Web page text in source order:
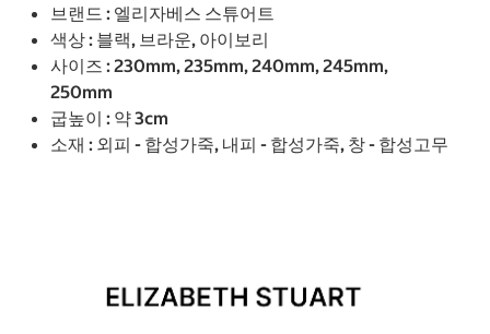
브랜드 : 엘리자베스 스튜어트
색상 : 블랙, 브라운, 아이보리
사이즈 : 230mm, 235mm, 240mm, 245mm,
250mm
굽높이 : 약 3cm
소재 : 외피 - 합성가죽, 내피 - 합성가죽, 창 - 합성고무